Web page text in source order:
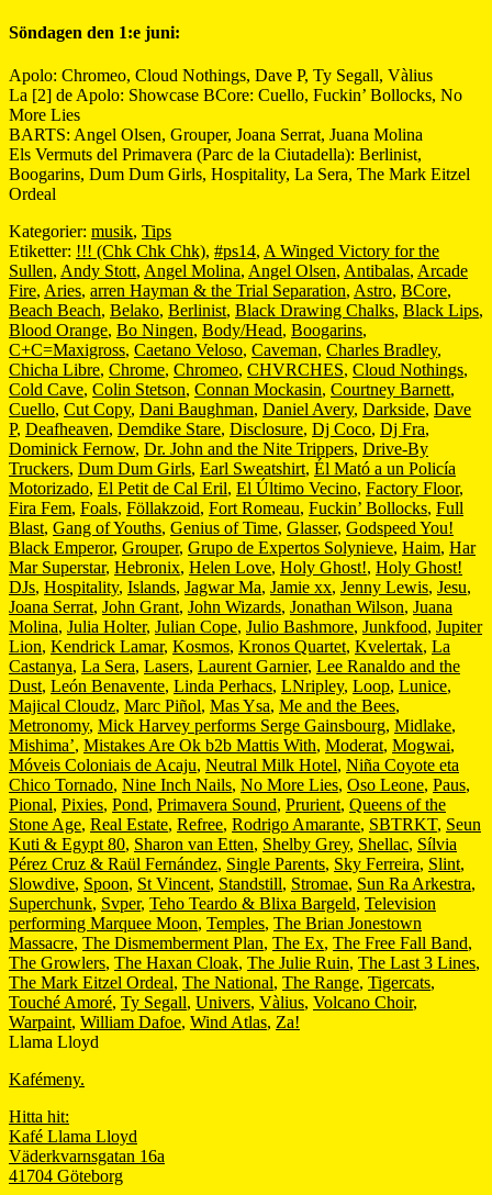
Söndagen den 1:e juni:
Apolo: Chromeo, Cloud Nothings, Dave P, Ty Segall, Vàlius
La [2] de Apolo: Showcase BCore: Cuello, Fuckin’ Bollocks, No
More Lies
BARTS: Angel Olsen, Grouper, Joana Serrat, Juana Molina
Els Vermuts del Primavera (Parc de la Ciutadella): Berlinist,
Boogarins, Dum Dum Girls, Hospitality, La Sera, The Mark Eitzel
Ordeal
Kategorier: musik, Tips
Etiketter: !!! (Chk Chk Chk), #ps14, A Winged Victory for the
Sullen, Andy Stott, Angel Molina, Angel Olsen, Antibalas, Arcade
Fire, Aries, arren Hayman & the Trial Separation, Astro, BCore,
Beach Beach, Belako, Berlinist, Black Drawing Chalks, Black Lips,
Blood Orange, Bo Ningen, Body/Head, Boogarins,
C+C=Maxigross, Caetano Veloso, Caveman, Charles Bradley,
Chicha Libre, Chrome, Chromeo, CHVRCHES, Cloud Nothings,
Cold Cave, Colin Stetson, Connan Mockasin, Courtney Barnett,
Cuello, Cut Copy, Dani Baughman, Daniel Avery, Darkside, Dave
P, Deafheaven, Demdike Stare, Disclosure, Dj Coco, Dj Fra,
Dominick Fernow, Dr. John and the Nite Trippers, Drive-By
Truckers, Dum Dum Girls, Earl Sweatshirt, Él Mató a un Policía
Motorizado, El Petit de Cal Eril, El Último Vecino, Factory Floor,
Fira Fem, Foals, Föllakzoid, Fort Romeau, Fuckin’ Bollocks, Full
Blast, Gang of Youths, Genius of Time, Glasser, Godspeed You!
Black Emperor, Grouper, Grupo de Expertos Solynieve, Haim, Har
Mar Superstar, Hebronix, Helen Love, Holy Ghost!, Holy Ghost!
DJs, Hospitality, Islands, Jagwar Ma, Jamie xx, Jenny Lewis, Jesu,
Joana Serrat, John Grant, John Wizards, Jonathan Wilson, Juana
Molina, Julia Holter, Julian Cope, Julio Bashmore, Junkfood, Jupiter
Lion, Kendrick Lamar, Kosmos, Kronos Quartet, Kvelertak, La
Castanya, La Sera, Lasers, Laurent Garnier, Lee Ranaldo and the
Dust, León Benavente, Linda Perhacs, LNripley, Loop, Lunice,
Majical Cloudz, Marc Piñol, Mas Ysa, Me and the Bees,
Metronomy, Mick Harvey performs Serge Gainsbourg, Midlake,
Mishima’, Mistakes Are Ok b2b Mattis With, Moderat, Mogwai,
Móveis Coloniais de Acaju, Neutral Milk Hotel, Niña Coyote eta
Chico Tornado, Nine Inch Nails, No More Lies, Oso Leone, Paus,
Pional, Pixies, Pond, Primavera Sound, Prurient, Queens of the
Stone Age, Real Estate, Refree, Rodrigo Amarante, SBTRKT, Seun
Kuti & Egypt 80, Sharon van Etten, Shelby Grey, Shellac, Sílvia
Pérez Cruz & Raül Fernández, Single Parents, Sky Ferreira, Slint,
Slowdive, Spoon, St Vincent, Standstill, Stromae, Sun Ra Arkestra,
Superchunk, Svper, Teho Teardo & Blixa Bargeld, Television
performing Marquee Moon, Temples, The Brian Jonestown
Massacre, The Dismemberment Plan, The Ex, The Free Fall Band,
The Growlers, The Haxan Cloak, The Julie Ruin, The Last 3 Lines,
The Mark Eitzel Ordeal, The National, The Range, Tigercats,
Touché Amoré, Ty Segall, Univers, Vàlius, Volcano Choir,
Warpaint, William Dafoe, Wind Atlas, Za!
Llama Lloyd
Kafémeny.
Hitta hit:
Kafé Llama Lloyd
Väderkvarnsgatan 16a
41704 Göteborg